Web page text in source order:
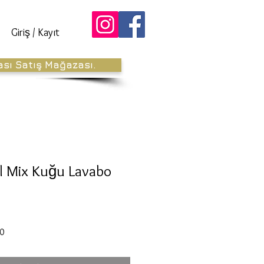
Giriş / Kayıt
Satış Mağazası.
Mix Kuğu Lavabo